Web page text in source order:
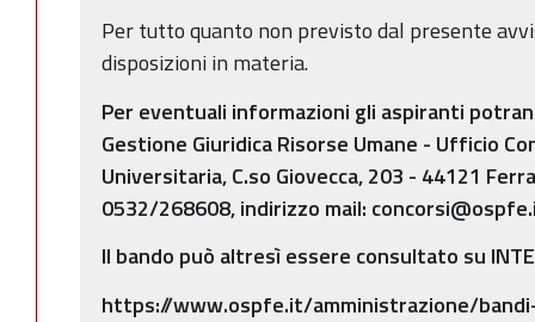
Per tutto quanto non previsto dal presente
disposizioni in materia.
Per eventuali informazioni gli aspiranti
Gestione Giuridica Risorse Umane - Ufficio
Universitaria, C.so Giovecca, 203 - 44121
0532/268608, indirizzo mail:
Il bando può altresì essere consultato su
https://www.ospfe.it/amministrazione/